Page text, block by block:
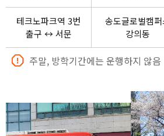
글로
스
건
테크노파크역 3번
출구 ↔ 서문
송도글로벌캠퍼
강의동
주말, 방학기간에는 운행하지 않음